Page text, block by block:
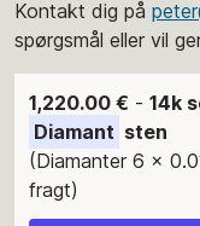
Kontakt dig på
spørgsmål eller vil
1,220.00 € - 14k
Diamant sten
(Diamanter 6 x
fragt)